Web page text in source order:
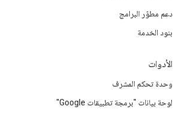
دعم مطوّر البرامج
بنود الخدمة
الأدوات
وحدة تحكم المشرف
لوحة بيانات "برمجة تطبيقات Google"